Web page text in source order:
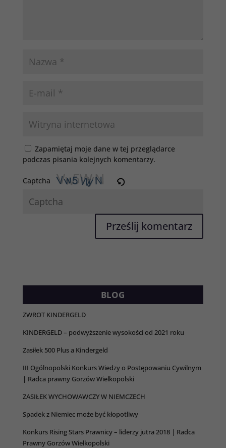
Zapamiętaj moje dane w tej przeglądarce
podczas pisania kolejnych komentarzy.
Captcha
BLOG
ZWROT KINDERGELD
KINDERGELD – podwyższenie wysokości od 2021 roku
Zasiłek 500 Plus a Kindergeld
III Ogólnopolski Konkurs Wiedzy o Postępowaniu Cywilnym
| Radca prawny Gorzów Wielkopolski
ZASIŁEK WYCHOWAWCZY W NIEMCZECH
Spadek z Niemiec może być kłopotliwy
Konkurs Rising Stars Prawnicy – liderzy jutra 2018 | Radca
Prawny Gorzów Wielkopolski